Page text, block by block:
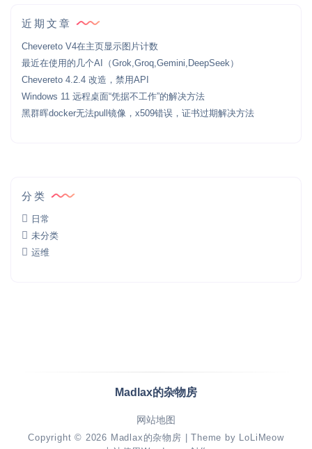
近期文章
Chevereto V4在主页显示图片计数
最近在使用的几个AI（Grok,Groq,Gemini,DeepSeek）
Chevereto 4.2.4 改造，禁用API
Windows 11 远程桌面“凭据不工作”的解决方法
黑群晖docker无法pull镜像，x509错误，证书过期解决方法
分类
日常
未分类
运维
Madlax的杂物房
网站地图
Copyright © 2026 Madlax的杂物房 | Theme by LoLiMeow